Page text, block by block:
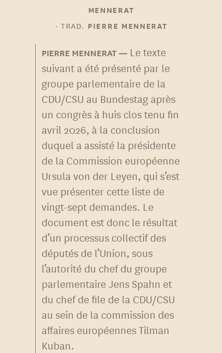
MENNERAT
• TRAD. PIERRE MENNERAT
PIERRE MENNERAT
Le texte
suivant a été présenté par le
groupe parlementaire de la
CDU/CSU au Bundestag après
un congrès à huis clos tenu fin
avril 2026, à la conclusion
duquel a assisté la présidente
de la Commission européenne
Ursula von der Leyen, qui s’est
vue présenter cette liste de
vingt-sept demandes. Le
document est donc le résultat
d’un processus collectif des
députés de l’Union, sous
l’autorité du chef du groupe
parlementaire Jens Spahn et
du chef de file de la CDU/CSU
au sein de la commission des
affaires européennes Tilman
Kuban.